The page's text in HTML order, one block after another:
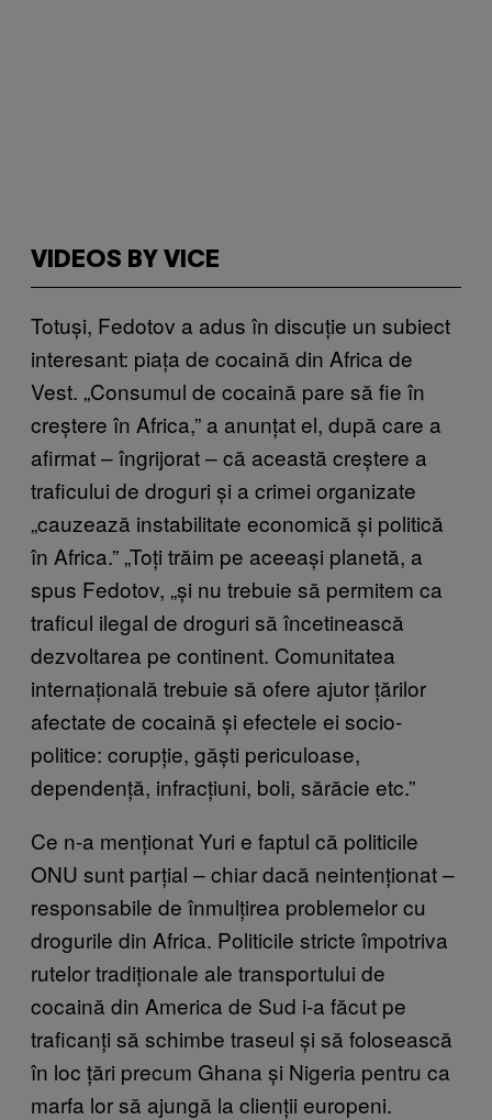
VIDEOS BY VICE
Totuși, Fedotov a adus în discuție un subiect
interesant: piața de cocaină din Africa de
Vest. „Consumul de cocaină pare să fie în
creștere în Africa,” a anunțat el, după care a
afirmat – îngrijorat – că această creștere a
traficului de droguri și a crimei organizate
„cauzează instabilitate economică și politică
în Africa.” „Toți trăim pe aceeași planetă, a
spus Fedotov, „și nu trebuie să permitem ca
traficul ilegal de droguri să încetinească
dezvoltarea pe continent. Comunitatea
internațională trebuie să ofere ajutor țărilor
afectate de cocaină și efectele ei socio-
politice: corupție, găști periculoase,
dependență, infracțiuni, boli, sărăcie etc.”
Ce n-a menționat Yuri e faptul că politicile
ONU sunt parțial – chiar dacă neintenționat –
responsabile de înmulțirea problemelor cu
drogurile din Africa. Politicile stricte împotriva
rutelor tradiționale ale transportului de
cocaină din America de Sud i-a făcut pe
traficanți să schimbe traseul și să folosească
în loc țări precum Ghana și Nigeria pentru ca
marfa lor să ajungă la clienții europeni.